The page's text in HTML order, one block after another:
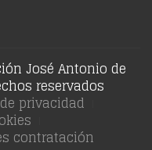
José Antonio de
reservados
privacidad
contratación